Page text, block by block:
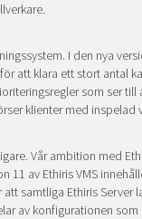
I den nya
att klara ett stort antal
som ser till
klienter med inspelad
Vår ambition med
11 av Ethiris VMS
samtliga Ethiris Server
av konfigurationen som